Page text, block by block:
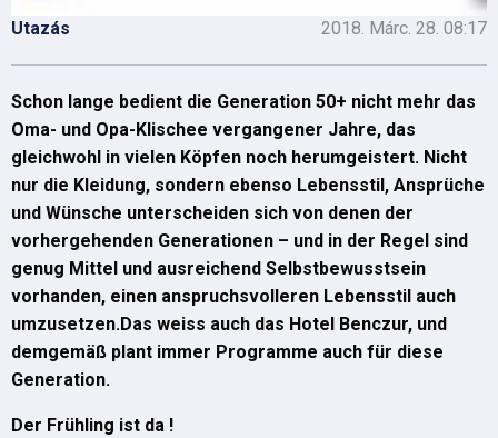
Utazás 2018. Márc. 28. 08:17
Schon lange bedient die Generation 50+ nicht mehr das
Oma- und Opa-Klischee vergangener Jahre, das
gleichwohl in vielen Köpfen noch herumgeistert. Nicht
nur die Kleidung, sondern ebenso Lebensstil, Ansprüche
und Wünsche unterscheiden sich von denen der
vorhergehenden Generationen – und in der Regel sind
genug Mittel und ausreichend Selbstbewusstsein
vorhanden, einen anspruchsvolleren Lebensstil auch
umzusetzen.Das weiss auch das Hotel Benczur, und
demgemäß plant immer Programme auch für diese
Generation.
Der Frühling ist da !